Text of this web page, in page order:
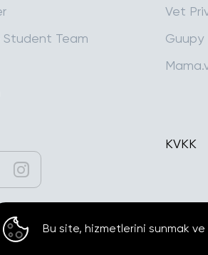
Student Team
Vet
Guupy
KVKK
Bu site, hizmetlerini sunmak